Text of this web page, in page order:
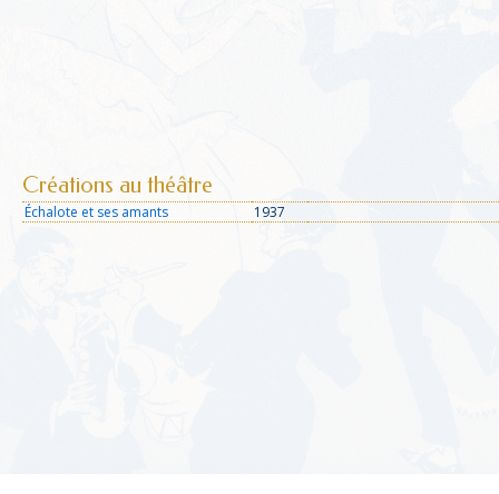
Créations au théâtre
Échalote et ses amants 1937